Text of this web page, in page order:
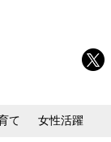
て 女性活躍